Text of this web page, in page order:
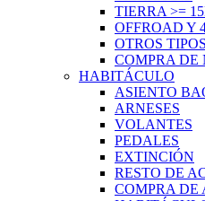
TIERRA >=
OFFROAD Y
OTROS
COMPRA DE
HABITÁCULO
ASIENTO
ARNESES
VOLANTES
PEDALES
EXTINCIÓN
RESTO DE
COMPRA DE